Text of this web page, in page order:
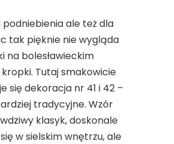
podniebienia ale też dla
tak pięknie nie wygląda
na bolesławieckim
Tutaj smakowicie
się dekoracja nr 41 i 42 –
tradycyjne. Wzór
klasyk, doskonale
w sielskim wnętrzu, ale